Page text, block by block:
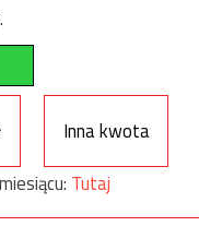
Inna kwota
Tutaj